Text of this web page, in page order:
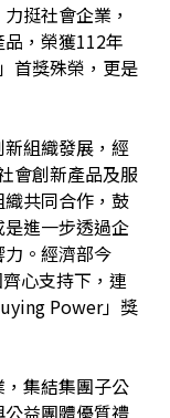
力挺社會企業，
，榮獲112年
首獎殊榮，更是
組織發展，經
會創新產品及服
共同合作，鼓
進一步透過企
。經濟部今
心支持下，連
Power」獎
集結集團子公
益團體優質禮